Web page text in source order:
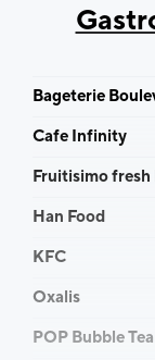
Bageterie
Cafe Infinity
Fruitisimo fresh
Han Food
KFC
Oxalis
POP Bubble Tea